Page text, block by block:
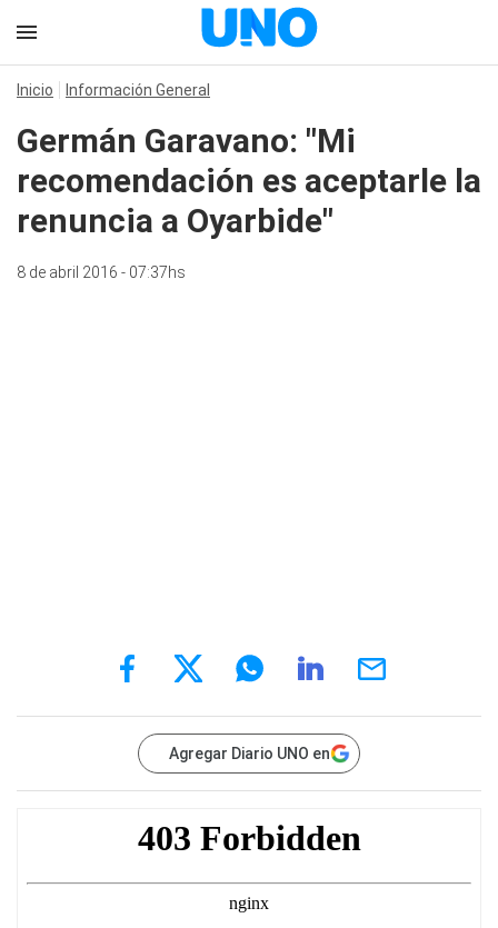
Inicio Información General
Germán Garavano: "Mi
recomendación es aceptarle la
renuncia a Oyarbide"
8 de abril 2016 - 07:37hs
Agregar Diario UNO en